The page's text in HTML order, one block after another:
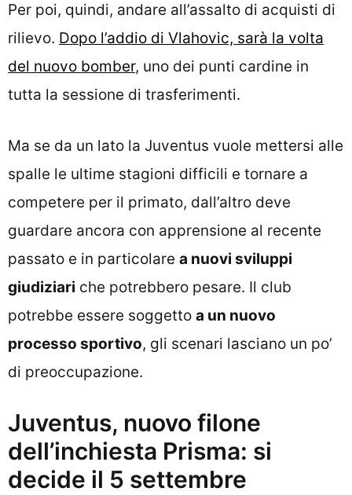
Per poi, quindi, andare all’assalto di acquisti di
rilievo. Dopo l’addio di Vlahovic, sarà la volta
del nuovo bomber, uno dei punti cardine in
tutta la sessione di trasferimenti.
Ma se da un lato la Juventus vuole mettersi alle
spalle le ultime stagioni difficili e tornare a
competere per il primato, dall’altro deve
guardare ancora con apprensione al recente
passato e in particolare a nuovi sviluppi
giudiziari che potrebbero pesare. Il club
potrebbe essere soggetto a un nuovo
processo sportivo, gli scenari lasciano un po’
di preoccupazione.
Juventus, nuovo filone
dell’inchiesta Prisma: si
decide il 5 settembre